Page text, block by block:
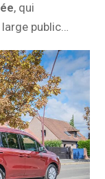
, qui
public…